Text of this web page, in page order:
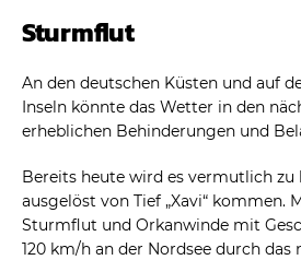
Sturmflut
An den deutschen Küsten und auf
Inseln könnte das Wetter in den
erheblichen Behinderungen und
Bereits heute wird es vermutlich
ausgelöst von Tief „Xavi“ kommen.
Sturmflut und Orkanwinde mit
120 km/h an der Nordsee durch das